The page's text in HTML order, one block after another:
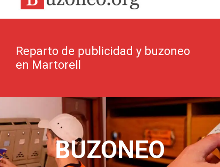
Reparto de publicidad y buzoneo
en Martorell
BUZONEO